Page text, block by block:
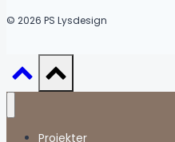
© 2026 PS Lysdesign
Projekter